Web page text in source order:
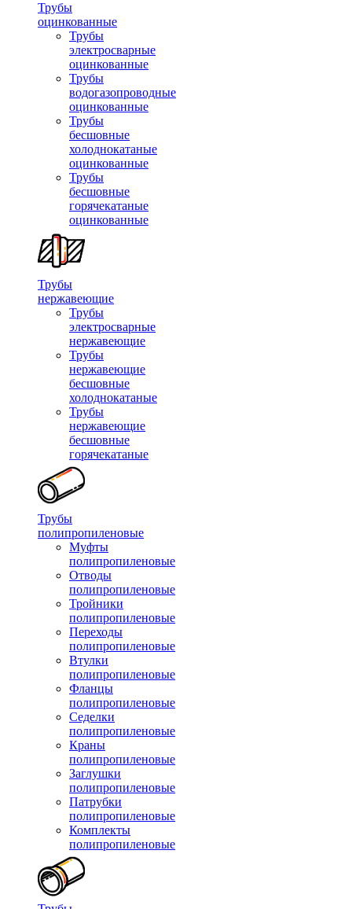
Трубы
оцинкованные
Трубы
электросварные
оцинкованные
Трубы
водогазопроводные
оцинкованные
Трубы
бесшовные
холоднокатаные
оцинкованные
Трубы
бесшовные
горячекатаные
оцинкованные
Трубы
нержавеющие
Трубы
электросварные
нержавеющие
Трубы
нержавеющие
бесшовные
холоднокатаные
Трубы
нержавеющие
бесшовные
горячекатаные
Трубы
полипропиленовые
Муфты
полипропиленовые
Отводы
полипропиленовые
Тройники
полипропиленовые
Переходы
полипропиленовые
Втулки
полипропиленовые
Фланцы
полипропиленовые
Седелки
полипропиленовые
Краны
полипропиленовые
Заглушки
полипропиленовые
Патрубки
полипропиленовые
Комплекты
полипропиленовые